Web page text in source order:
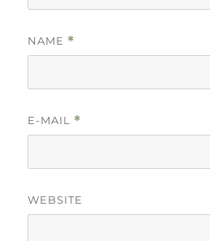
NAME *
E-MAIL *
WEBSITE